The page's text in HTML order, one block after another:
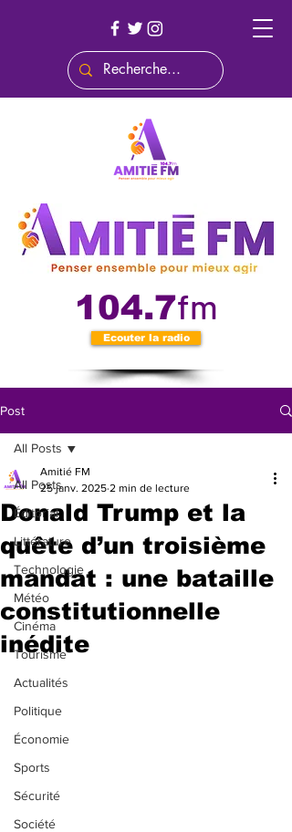
104.7fm
Ecouter la radio
Post
All Posts
Éditorial
Littérature
Technologie
Météo
Cinéma
Tourisme
Actualités
Politique
Économie
Sports
Sécurité
Société
All Posts
Donald Trump et la
quête d’un troisième
mandat : une bataille
constitutionnelle
inédite
Amitié FM
25 janv. 2025 2 min de lecture